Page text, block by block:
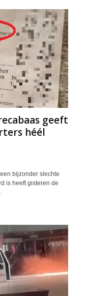
geeft
héél
bijzonder slechte
is heeft gisteren de